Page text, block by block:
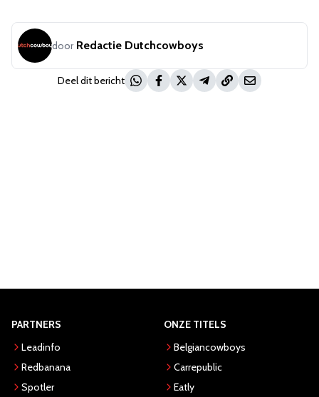
door Redactie Dutchcowboys
Deel dit bericht
PARTNERS
Leadinfo
Redbanana
Spotler
ONZE TITELS
Belgiancowboys
Carrepublic
Eatly